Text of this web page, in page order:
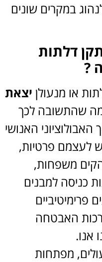
במקרים שונים
דלתות
?
או מנעולן יצאת
שהתשובה לכך
האנושי
לעצמם פרטיות,
משפחות,
כניסה למבנים
פרימיטיביים
האבטחה
אנו.
מפתחות